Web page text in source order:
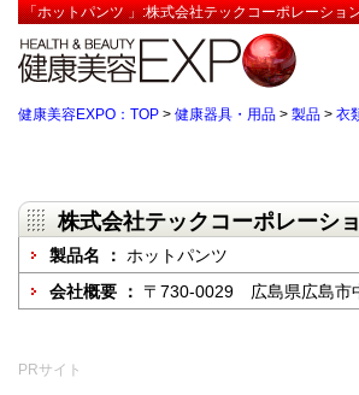
「ホットパンツ 」:株式会社テックコーポレーショ
健康美容EXPO：TOP > 健康器具・用品 > 製品 > 衣
株式会社テックコーポレーシ
製品名 ： ホットパンツ
会社概要 ： 〒730-0029 広島県広島市
PRサイト